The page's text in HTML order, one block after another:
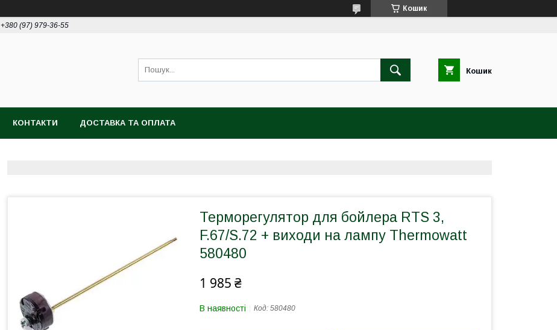
Кошик
+380 (97) 979-36-55
Кошик
КОНТАКТИ ДОСТАВКА ТА ОПЛАТА
Терморегулятор для бойлера RTS 3,
F.67/S.72 + виходи на лампу Thermowatt
580480
1 985 ₴
В наявності Код: 580480